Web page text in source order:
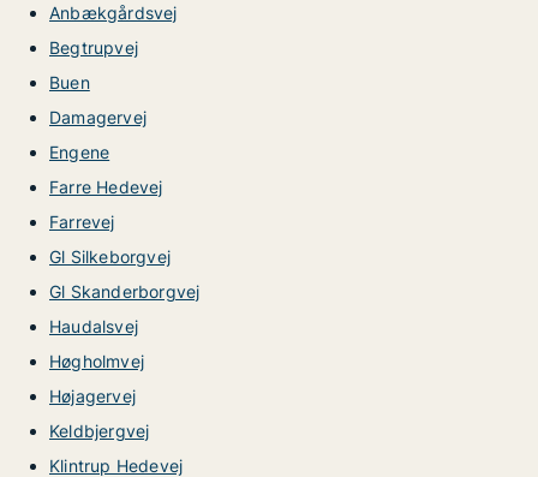
Anbækgårdsvej
Begtrupvej
Buen
Damagervej
Engene
Farre Hedevej
Farrevej
Gl Silkeborgvej
Gl Skanderborgvej
Haudalsvej
Høgholmvej
Højagervej
Keldbjergvej
Klintrup Hedevej